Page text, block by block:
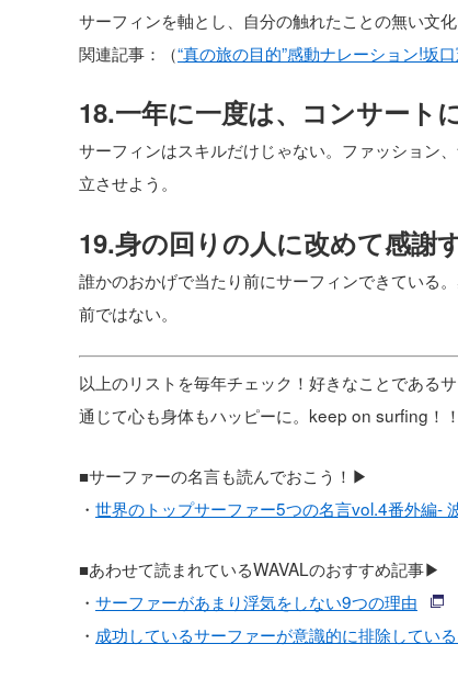
サーフィンを軸とし、自分の触れたことの無い文
関連記事：（“真の旅の目的”感動ナレーション!坂
18.一年に一度は、コンサート
サーフィンはスキルだけじゃない。ファッション
立させよう。
19.身の回りの人に改めて感謝
誰かのおかげで当たり前にサーフィンできている
前ではない。
以上のリストを毎年チェック！好きなことである
通じて心も身体もハッピーに。keep on surfing！！
■サーファーの名言も読んでおこう！▶︎
・ 世界のトップサーファー5つの名言vol.4番外編-
■あわせて読まれているWAVALのおすすめ記事▶︎
・ サーファーがあまり浮気をしない9つの理由
・ 成功しているサーファーが意識的に排除してい